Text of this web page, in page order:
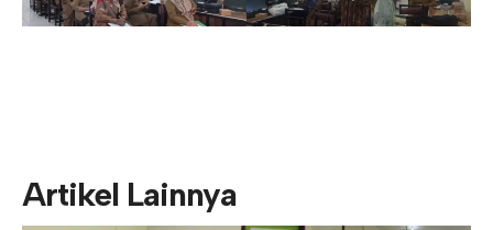
Artikel Lainnya